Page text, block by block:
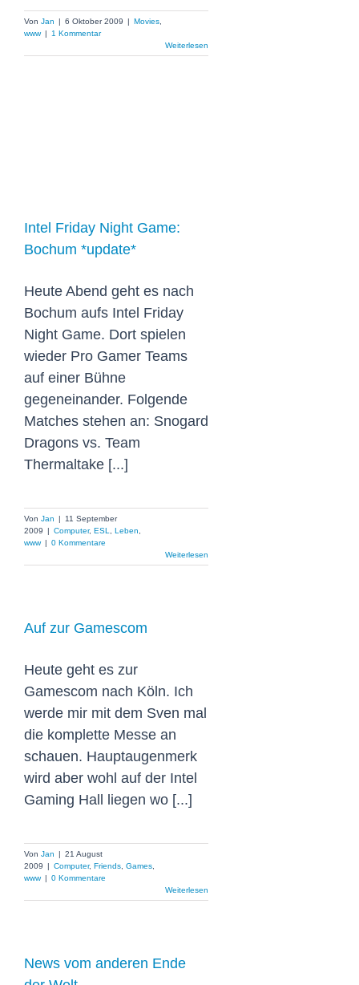
Von Jan | 6 Oktober 2009 | Movies
www |
1 Kommentar
Weiterlesen
Intel Friday Night Game:
Bochum *update*
Heute Abend geht es nach
Bochum aufs Intel Friday
Night Game. Dort spielen
wieder Pro Gamer Teams
auf einer Bühne
gegeneinander. Folgende
Matches stehen an: Snogard
Dragons vs. Team
Thermaltake [...]
Von Jan
11 September
2009
Computer, ESL, Leben,
www
0 Kommentare
Weiterlesen
Auf zur Gamescom
Heute geht es zur
Gamescom nach Köln. Ich
werde mir mit dem Sven mal
die komplette Messe an
schauen. Hauptaugenmerk
wird aber wohl auf der Intel
Gaming Hall liegen wo [...]
Von Jan
21 August
2009
Computer, Friends, Games,
www
0 Kommentare
Weiterlesen
News vom anderen Ende